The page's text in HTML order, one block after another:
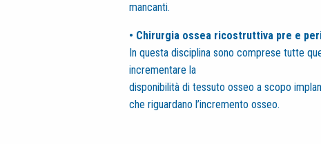
mancanti.
• Chirurgia ossea ricostruttiva pre e
In questa disciplina sono comprese tutte
incrementare la
disponibilità di tessuto osseo a scopo
che riguardano l’incremento osseo.